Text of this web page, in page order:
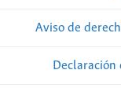
Aviso de